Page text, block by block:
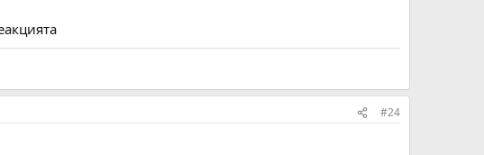
#24